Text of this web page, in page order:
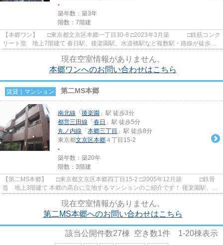
-
築年数：築3年
階数：7階建
【本郷ワン】 □東京都文京区本郷一丁目30-8 □2023年3月築 □鉄筋コンク
リート造 地上7階建て 春日駅、後楽園駅、水道橋駅など複数駅・路線が徒歩圏
現在空室情報がありません。
本郷ワンへのお問い合わせはこちら
賃貸｜マンション 第二MS本郷
南北線 「 後楽園 」駅 徒歩3分
都営三田線 「 春日 」駅 徒歩5分
丸ノ内線 「 本郷三丁目 」駅 徒歩8分
東京都文京区本郷 ４丁目15-2
-
築年数：築20年
階数：3階建
【第二MS本郷】 □東京都文京区本郷四丁目15-2 □2005年12月築 □鉄骨
造 地上3階建て 本郷の高台に立地するマンションのご紹介です！ 後楽園駅、春
現在空室情報がありません。
第二MS本郷へのお問い合わせはこちら
該当公開件数27棟 空き数1件 1-20棟表示